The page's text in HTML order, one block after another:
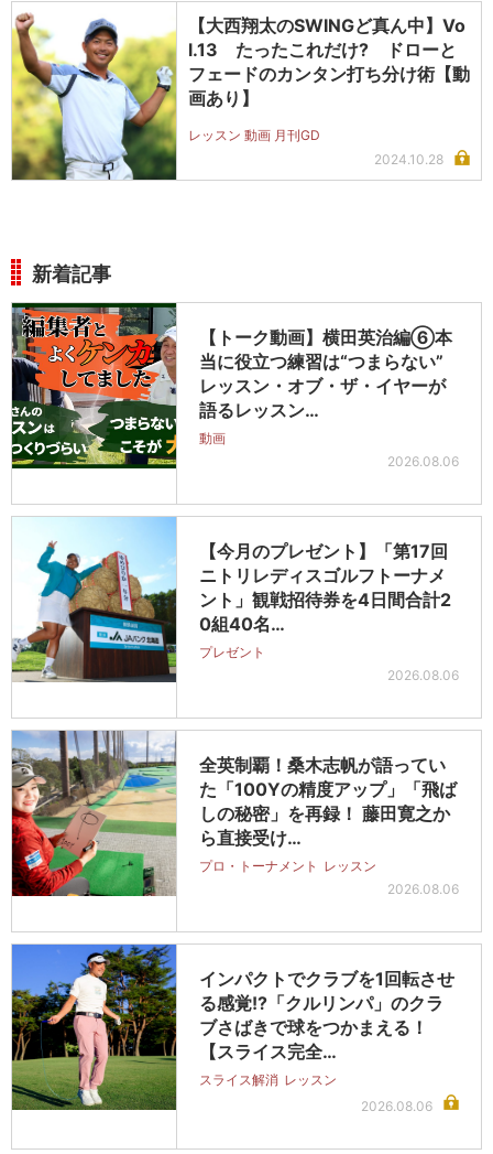
【大西翔太のSWINGど真ん中】Vo
l.13 たったこれだけ? ドローと
フェードのカンタン打ち分け術【動
画あり】
レッスン 動画 月刊GD
2024.10.28
新着記事
【トーク動画】横田英治編⑥本
当に役立つ練習は“つまらない”
レッスン・オブ・ザ・イヤーが
語るレッスン…
動画
2026.08.06
【今月のプレゼント】「第17回
ニトリレディスゴルフトーナメ
ント」観戦招待券を4日間合計2
0組40名…
プレゼント
2026.08.06
全英制覇！桑木志帆が語ってい
た「100Yの精度アップ」「飛ば
しの秘密」を再録！ 藤田寛之か
ら直接受け…
プロ・トーナメント レッスン
2026.08.06
インパクトでクラブを1回転させ
る感覚!?「クルリンパ」のクラ
ブさばきで球をつかまえる！
【スライス完全…
スライス解消 レッスン
2026.08.06